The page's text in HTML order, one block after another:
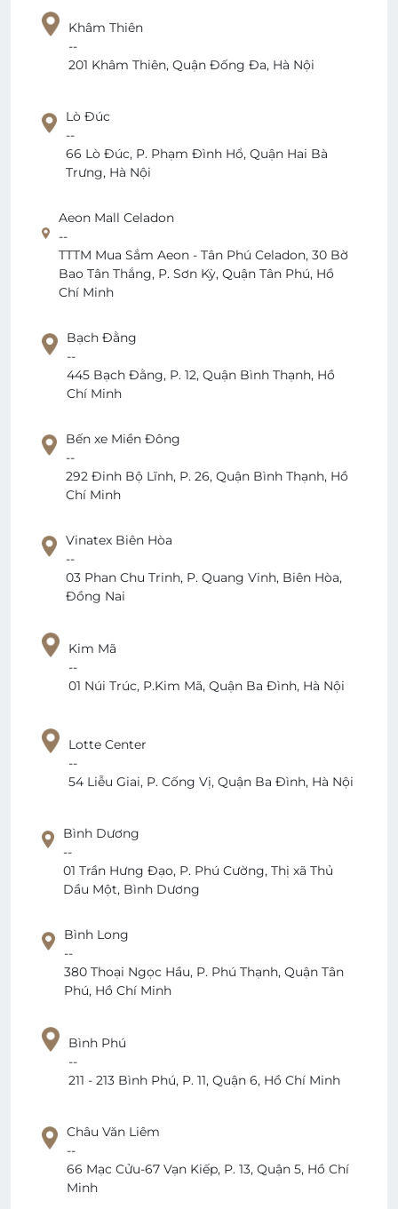
Khâm Thiên
--
201 Khâm Thiên, Quận Đống Đa, Hà Nội
Lò Đúc
--
66 Lò Đúc, P. Phạm Đình Hổ, Quận Hai Bà
Trưng, Hà Nội
Aeon Mall Celadon
--
TTTM Mua Sắm Aeon - Tân Phú Celadon, 30 Bờ
Bao Tân Thắng, P. Sơn Kỳ, Quận Tân Phú, Hồ
Chí Minh
Bạch Đằng
--
445 Bạch Đằng, P. 12, Quận Bình Thạnh, Hồ
Chí Minh
Bến xe Miền Đông
--
292 Đinh Bộ Lĩnh, P. 26, Quận Bình Thạnh, Hồ
Chí Minh
Vinatex Biên Hòa
--
03 Phan Chu Trinh, P. Quang Vinh, Biên Hòa,
Đồng Nai
Kim Mã
--
01 Núi Trúc, P.Kim Mã, Quận Ba Đình, Hà Nội
Lotte Center
--
54 Liễu Giai, P. Cống Vị, Quận Ba Đình, Hà Nội
Bình Dương
--
01 Trần Hưng Đạo, P. Phú Cường, Thị xã Thủ
Dầu Một, Bình Dương
Bình Long
--
380 Thoại Ngọc Hầu, P. Phú Thạnh, Quận Tân
Phú, Hồ Chí Minh
Bình Phú
--
211 - 213 Bình Phú, P. 11, Quận 6, Hồ Chí Minh
Châu Văn Liêm
--
66 Mạc Cửu-67 Vạn Kiếp, P. 13, Quận 5, Hồ Chí
Minh